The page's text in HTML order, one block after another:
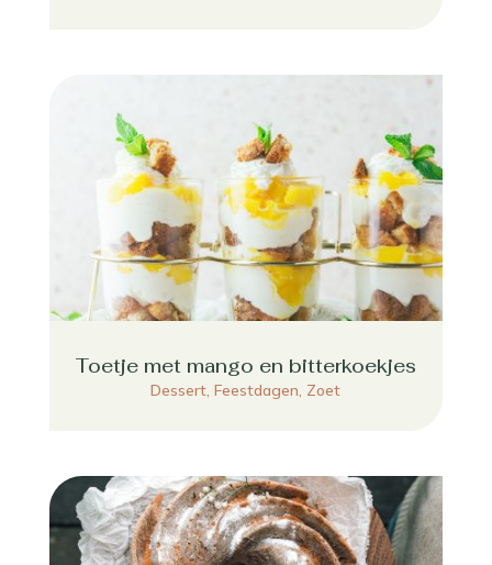
Toetje met mango en bitterkoekjes
Dessert,Feestdagen, Zoet